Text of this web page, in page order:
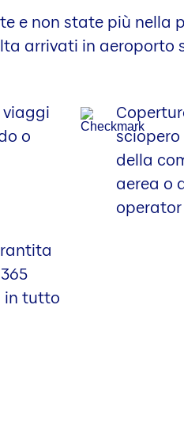
e non state più nella
arrivati in aeroporto
viaggi
o
della
aerea o
operator
in tutto